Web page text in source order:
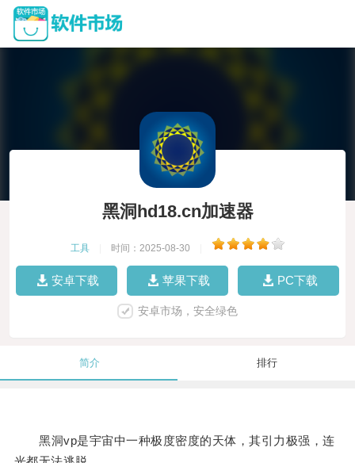
黑洞hd18.cn加速器
工具 时间：2025-08-30
安卓下载 苹果下载 PC下载
安卓市场，安全绿色
简介 排行
黑洞vp是宇宙中一种极度密度的天体，其引力极强，连